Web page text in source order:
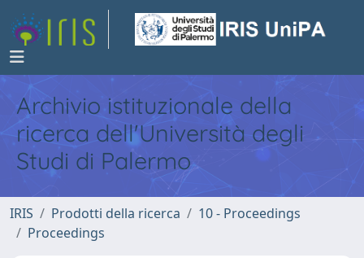
Archivio istituzionale della
ricerca dell'Università degli
Studi di Palermo
IRIS Prodotti della ricerca
10 - Proceedings
Proceedings